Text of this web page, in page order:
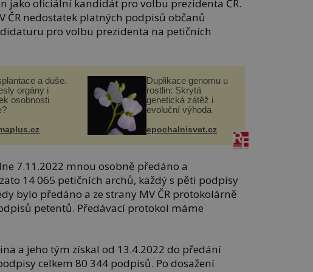
jako oficiální kandidát pro volbu prezidenta ČR.
ČR nedostatek platných podpisů občanů
pro volbu prezidenta na petičních
a duše.
orgány i
osobnosti
Duplikace genomu u
rostlin: Skrytá
genetická zátěž i
evoluční výhoda
epochalnisvet.cz
7.11.2022 mnou osobně předáno a
14 065 petičních archů, každý s pěti podpisy
bylo předáno a ze strany MV ČR protokolárně
petentů. Předávací protokol máme
a jeho tým získal od 13.4.2022 do předání
celkem 80 344 podpisů. Po dosažení